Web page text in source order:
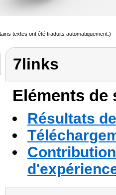
textes ont été traduits automatiquement.)
7links
Eléments
Résultats